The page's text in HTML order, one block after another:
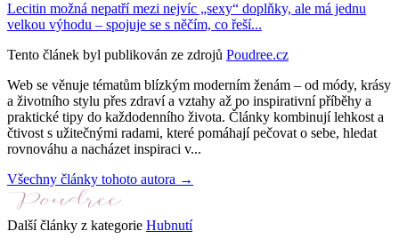
Lecitin možná nepatří mezi nejvíc „sexy“ doplňky, ale má jednu
velkou výhodu – spojuje se s něčím, co řeší...
Tento článek byl publikován ze zdrojů Poudree.cz
Web se věnuje tématům blízkým moderním ženám – od módy, krásy
a životního stylu přes zdraví a vztahy až po inspirativní příběhy a
praktické tipy do každodenního života. Články kombinují lehkost a
čtivost s užitečnými radami, které pomáhají pečovat o sebe, hledat
rovnováhu a nacházet inspiraci v...
Všechny články tohoto autora →
Další články z kategorie Hubnutí